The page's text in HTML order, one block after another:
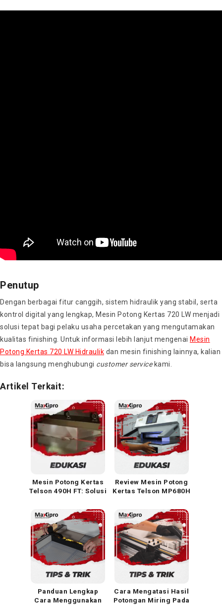
Penutup
Dengan berbagai fitur canggih, sistem hidraulik yang stabil, serta
kontrol digital yang lengkap, Mesin Potong Kertas 720 LW menjadi
solusi tepat bagi pelaku usaha percetakan yang mengutamakan
kualitas finishing. Untuk informasi lebih lanjut mengenai Mesin
Potong Kertas 720 LW Hidraulik dan mesin finishing lainnya, kalian
bisa langsung menghubungi customer servicekami.
Artikel Terkait:
Mesin Potong Kertas
Telson 490H FT: Solusi
Review Mesin Potong
Kertas Telson MP680H
Fitur Lengkap
Panduan Lengkap
Cara Menggunakan
Cara Mengatasi Hasil
Potongan Miring Pada